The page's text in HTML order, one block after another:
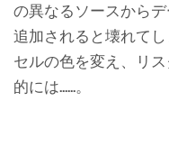
の異なるソースから
追加されると壊れて
セルの色を変え、リ
的には......。